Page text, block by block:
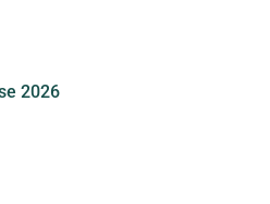
2026